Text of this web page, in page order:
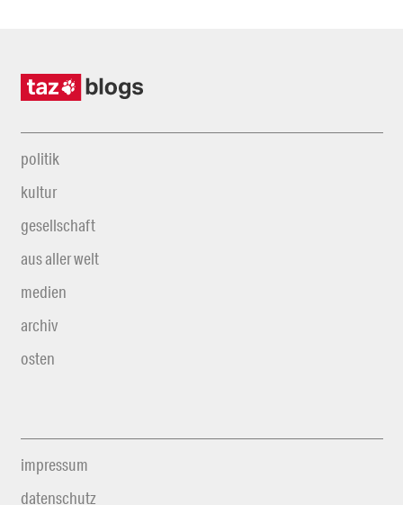
politik
kultur
gesellschaft
aus aller welt
medien
archiv
osten
impressum
datenschutz